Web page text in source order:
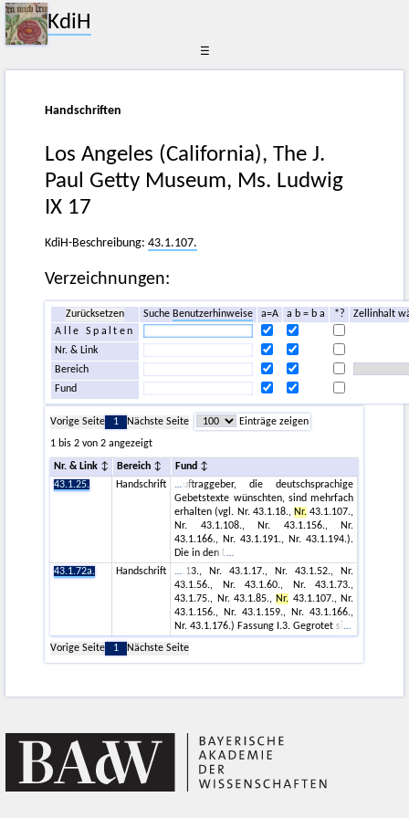
KdiH
☰
Handschriften
Los Angeles (California), The J.
Paul Getty Museum, Ms. Ludwig
IX 17
KdiH-Beschreibung:43.1.107.
Verzeichnungen:
Zurücksetzen Suche Benutzerhinweise a=A a b = b a *?
Zellinhalt
Alle Spalten
Nr. & Link
Bereich
Fund
Vorige Seite 1 Nächste Seite
Einträge zeigen
1 bis 2 von 2 angezeigt
Nr. & Link Bereich
Fund
43.1.25.
Handschrift
uftraggeber, die deutschsprachige
Gebetstexte wünschten, sind mehrfach
erhalten (vgl. Nr. 43.1.18., Nr. 43.1.107.,
Nr. 43.1.108., Nr. 43.1.156., Nr.
43.1.166., Nr. 43.1.191., Nr. 43.1.194.).
Die in den L
43.1.72a.
Handschrift
.13., Nr. 43.1.17., Nr. 43.1.52., Nr.
43.1.56., Nr. 43.1.60., Nr. 43.1.73.,
43.1.75., Nr. 43.1.85., Nr. 43.1.107., Nr.
43.1.156., Nr. 43.1.159., Nr. 43.1.166.,
Nr. 43.1.176.) Fassung I.3. Gegrotet si
Vorige Seite
1 Nächste Seite